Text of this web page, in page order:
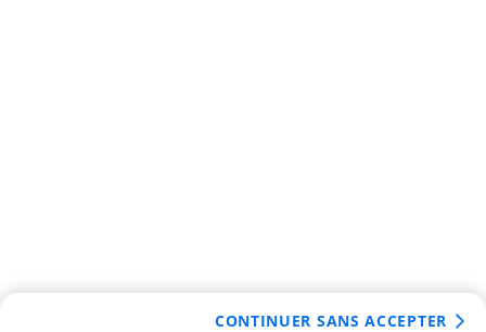
CONTINUER SANS ACCEPTER